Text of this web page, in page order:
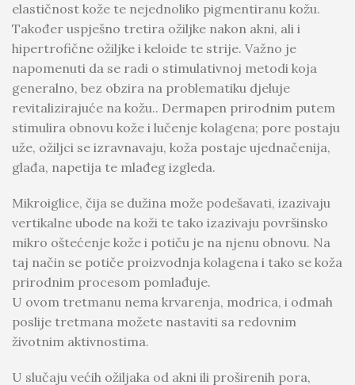
elastičnost kože te nejednoliko pigmentiranu kožu.
Također uspješno tretira ožiljke nakon akni, ali i
hipertrofične ožiljke i keloide te strije. Važno je
napomenuti da se radi o stimulativnoj metodi koja
generalno, bez obzira na problematiku djeluje
revitalizirajuće na kožu.. Dermapen prirodnim putem
stimulira obnovu kože i lučenje kolagena; pore postaju
uže, ožiljci se izravnavaju, koža postaje ujednačenija,
glađa, napetija te mlađeg izgleda.
Mikroiglice, čija se dužina može podešavati, izazivaju
vertikalne ubode na koži te tako izazivaju površinsko
mikro oštećenje kože i potiču je na njenu obnovu. Na
taj način se potiče proizvodnja kolagena i tako se koža
prirodnim procesom pomlađuje.
U ovom tretmanu nema krvarenja, modrica, i odmah
poslije tretmana možete nastaviti sa redovnim
životnim aktivnostima.
U slučaju većih ožiljaka od akni ili proširenih pora,